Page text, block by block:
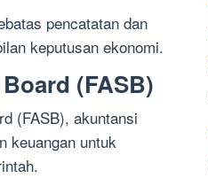
pencatatan dan
keputusan ekonomi.
(FASB)
(FASB), akuntansi
keuangan untuk